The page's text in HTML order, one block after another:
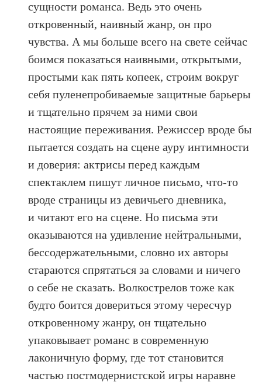
сущности романса. Ведь это очень
откровенный, наивный жанр, он про
чувства. А мы больше всего на свете сейчас
боимся показаться наивными, открытыми,
простыми как пять копеек, строим вокруг
себя пуленепробиваемые защитные барьеры
и тщательно прячем за ними свои
настоящие переживания. Режиссер вроде бы
пытается создать на сцене ауру интимности
и доверия: актрисы перед каждым
спектаклем пишут личное письмо, что-то
вроде страницы из девичьего дневника,
и читают его на сцене. Но письма эти
оказываются на удивление нейтральными,
бессодержательными, словно их авторы
стараются спрятаться за словами и ничего
о себе не сказать. Волкострелов тоже как
будто боится довериться этому чересчур
откровенному жанру, он тщательно
упаковывает романс в современную
лаконичную форму, где тот становится
частью постмодернистской игры наравне